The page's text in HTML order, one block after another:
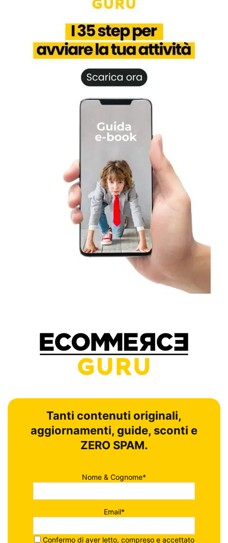
Tanti contenuti originali,
aggiornamenti, guide, sconti e
ZERO SPAM.
Nome & Cognome*
Email*
Confermo di aver letto, compreso e accettato